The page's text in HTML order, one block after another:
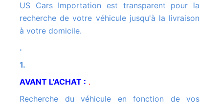
US Cars Importation est transparent pour la
recherche de votre véhicule jusqu'à la livraison
à votre domicile.
.
1.
AVANT L'ACHAT : .
Recherche du véhicule en fonction de vos